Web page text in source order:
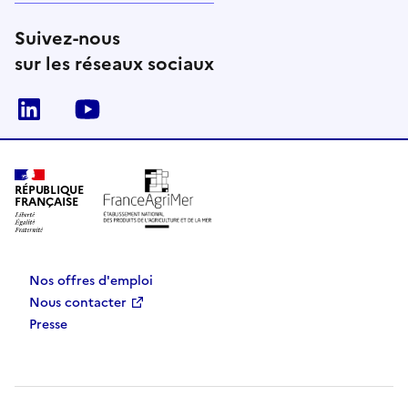
Suivez-nous
sur les réseaux sociaux
Linkedin
RÉPUBLIQUE
FRANÇAISE
Nos offres d'emploi
Nous contacter
Presse